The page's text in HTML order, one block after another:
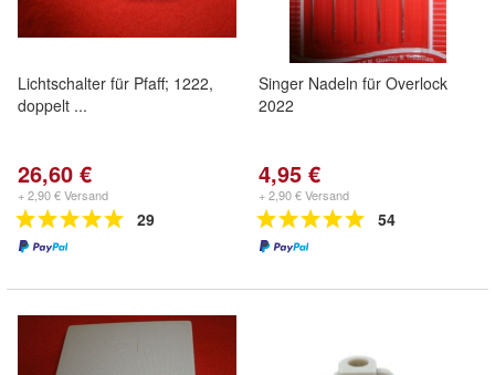
Lichtschalter für Pfaff; 1222,
doppelt ...
26,60 €
+ 2,90 € Versand
29
Singer Nadeln für Overlock
2022
4,95 €
+ 2,90 € Versand
54